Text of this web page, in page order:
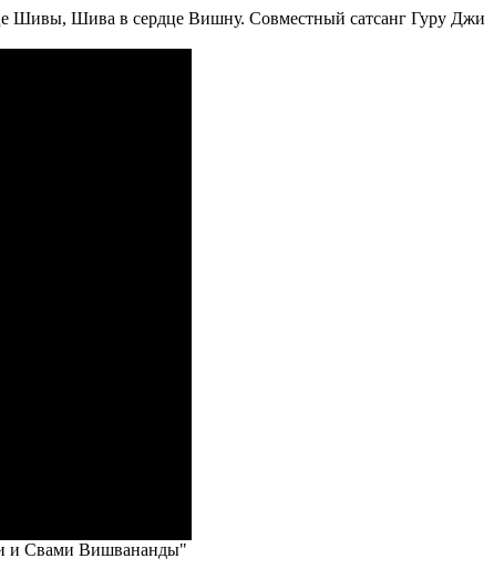
Шивы, Шива в сердце Вишну. Совместный сатсанг Гуру Джи
и Свами Вишвананды"